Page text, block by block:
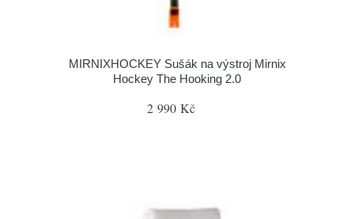
MIRNIXHOCKEY Sušák na výstroj Mirnix
Hockey The Hooking 2.0
2 990 Kč